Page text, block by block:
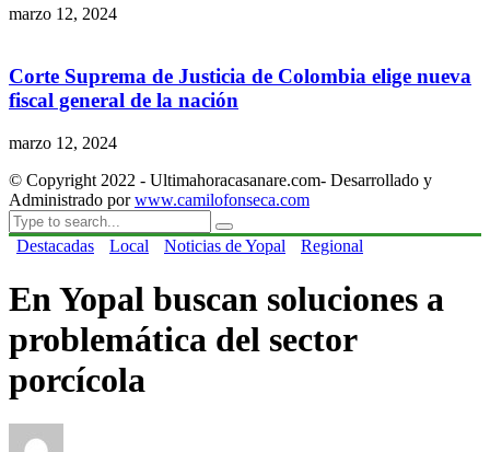
marzo 12, 2024
Corte Suprema de Justicia de Colombia elige nueva
fiscal general de la nación
marzo 12, 2024
© Copyright 2022 - Ultimahoracasanare.com- Desarrollado y
Administrado porwww.camilofonseca.com
Destacadas Local Noticias de Yopal Regional
En Yopal buscan soluciones a
problemática del sector
porcícola